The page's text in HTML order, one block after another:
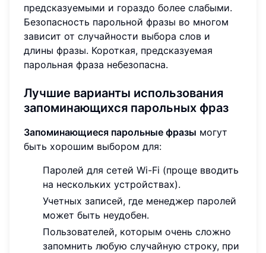
предсказуемыми и гораздо более слабыми.
Безопасность парольной фразы во многом
зависит от случайности выбора слов и
длины фразы. Короткая, предсказуемая
парольная фраза небезопасна.
Лучшие варианты использования
запоминающихся парольных фраз
Запоминающиеся парольные фразы могут
быть хорошим выбором для:
Паролей для сетей Wi-Fi (проще вводить
на нескольких устройствах).
Учетных записей, где менеджер паролей
может быть неудобен.
Пользователей, которым очень сложно
запомнить любую случайную строку, при